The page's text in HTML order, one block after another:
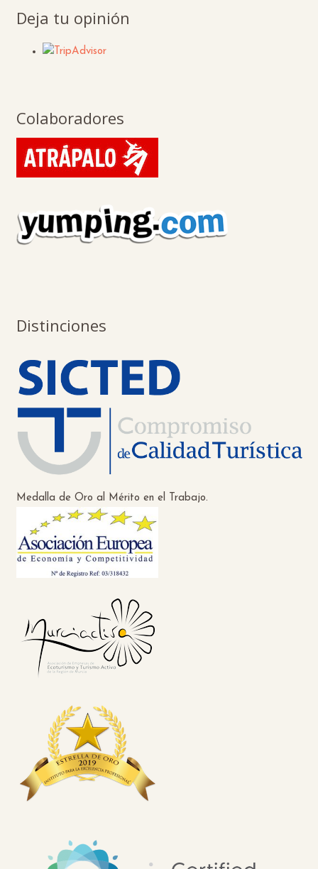
Deja tu opinión
Colaboradores
Distinciones
Medalla de Oro al Mérito en el Trabajo.